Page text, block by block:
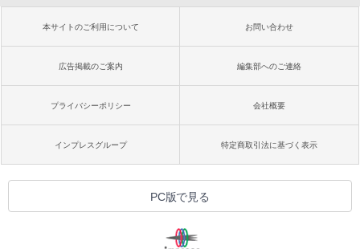
本サイトのご利用について お問い合わせ
広告掲載のご案内 編集部へのご連絡
プライバシーポリシー 会社概要
インプレスグループ 特定商取引法に基づく表示
PC版で見る